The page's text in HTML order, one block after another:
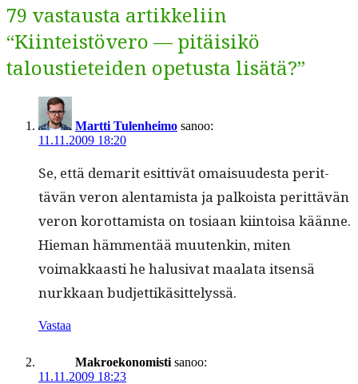
79 vastausta artikkeliin
“Kiinteistövero — pitäisikö
taloustieteiden opetusta lisätä?”
Martti Tulenheimo sanoo:
11.11.2009 18:20
Se, että demar­it esit­tivät omaisu­ud­es­ta perit­
tävän veron alen­tamista ja palkoista perit­tävän
veron korot­tamista on tosi­aan kiin­toisa käänne.
Hie­man häm­men­tää muutenkin, miten
voimakkaasti he halu­si­vat maala­ta itsen­sä
nurkkaan budjettikäsittelyssä.
Vastaa
Makroekonomisti sanoo:
11.11.2009 18:23